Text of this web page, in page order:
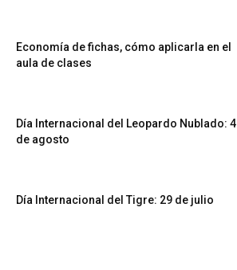
Economía de fichas, cómo aplicarla en el
aula de clases
Día Internacional del Leopardo Nublado: 4
de agosto
Día Internacional del Tigre: 29 de julio